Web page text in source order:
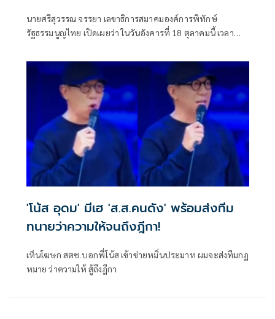
นายศรีสุวรรณ จรรยา เลขาธิการสมาคมองค์การพิทักษ์
รัฐธรรมนูญไทย เปิดเผยว่า ในวันอังคารที่ 18 ตุลาคมนี้ เวลา
ทำความผิดเกี่ยวกับอาชญากรรมทางเทคโนโลยี (บก.ปอท.)
'โน้ส อุดม' มีเฮ 'ส.ส.คนดัง' พร้อมส่งทีม
ทนายว่าความให้จนถึงฎีกา!
เห็นโฆษก สตช.บอกพี่โน้ส เข้าข่ายหมิ่นประมาท ผมจะส่งทีมกฏ
หมาย ว่าความให้ สู้ถึงฎีกา